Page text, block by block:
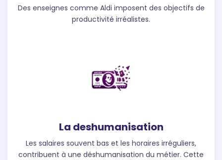
Des enseignes comme Aldi imposent des objectifs de
productivité irréalistes.
La deshumanisation
Les salaires souvent bas et les horaires irréguliers,
contribuent à une déshumanisation du métier. Cette